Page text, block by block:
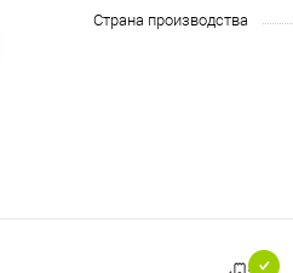
Страна производства